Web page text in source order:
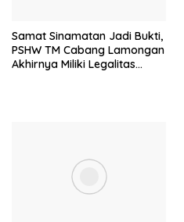
Samat Sinamatan Jadi Bukti,
PSHW TM Cabang Lamongan
Akhirnya Miliki Legalitas